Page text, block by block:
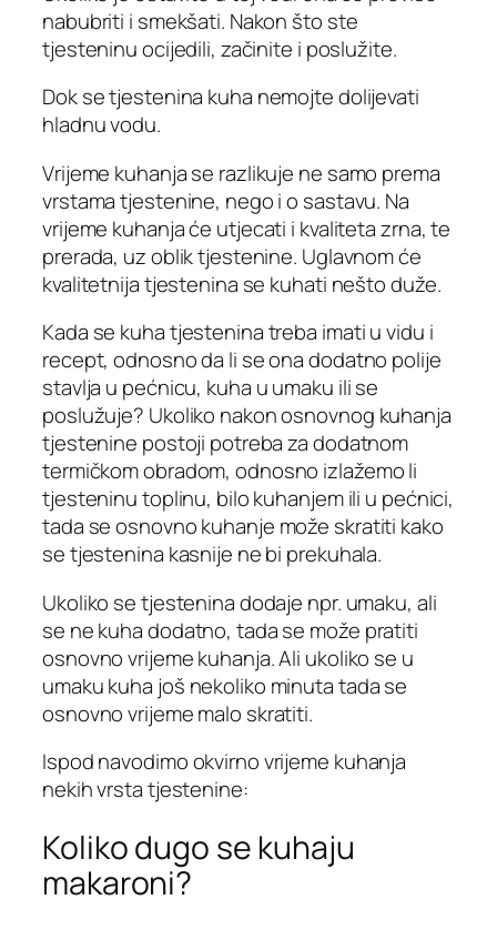
nabubriti i smekšati. Nakon što ste
tjesteninu ocijedili, začinite i poslužite.
Dok se tjestenina kuha nemojte dolijevati
hladnu vodu.
Vrijeme kuhanja se razlikuje ne samo prema
vrstama tjestenine, nego i o sastavu. Na
vrijeme kuhanja će utjecati i kvaliteta zrna, te
prerada, uz oblik tjestenine. Uglavnom će
kvalitetnija tjestenina se kuhati nešto duže.
Kada se kuha tjestenina treba imati u vidu i
recept, odnosno da li se ona dodatno polije
stavlja u pećnicu, kuha u umaku ili se
poslužuje? Ukoliko nakon osnovnog kuhanja
tjestenine postoji potreba za dodatnom
termičkom obradom, odnosno izlažemo li
tjesteninu toplinu, bilo kuhanjem ili u pećnici,
tada se osnovno kuhanje može skratiti kako
se tjestenina kasnije ne bi prekuhala.
Ukoliko se tjestenina dodaje npr. umaku, ali
se ne kuha dodatno, tada se može pratiti
osnovno vrijeme kuhanja. Ali ukoliko se u
umaku kuha još nekoliko minuta tada se
osnovno vrijeme malo skratiti.
Ispod navodimo okvirno vrijeme kuhanja
nekih vrsta tjestenine:
Koliko dugo se kuhaju
makaroni?